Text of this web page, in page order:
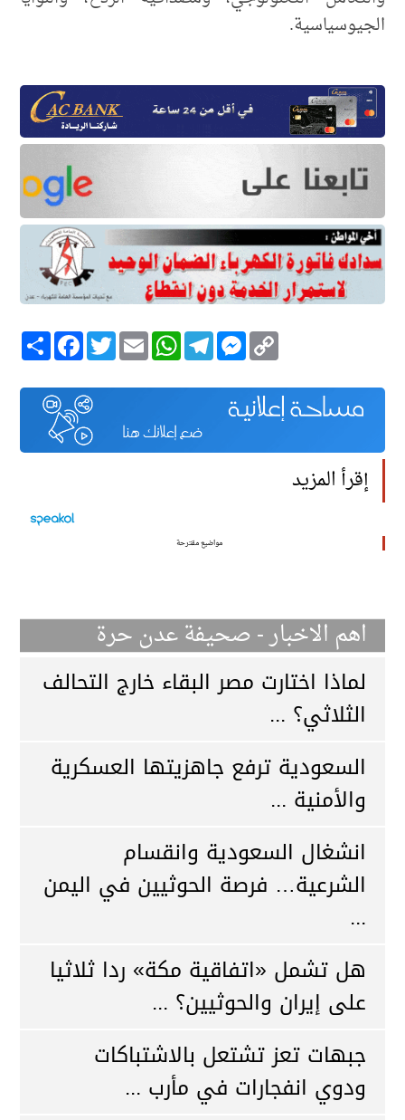
الجيوسياسية.
انشر
FacebookTwitterEmail
WhatsAppTelegram
MessengerCopy
Link
إقرأ المزيد
مواضيع مقترحة
اهم الاخبار - صحيفة عدن حرة
لماذا اختارت مصر البقاء خارج التحالف
الثلاثي؟ ...
السعودية ترفع جاهزيتها العسكرية
والأمنية ...
انشغال السعودية وانقسام
الشرعية… فرصة الحوثيين في اليمن
...
هل تشمل «اتفاقية مكة» ردا ثلاثيا
على إيران والحوثيين؟ ...
جبهات تعز تشتعل بالاشتباكات
ودوي انفجارات في مأرب ...